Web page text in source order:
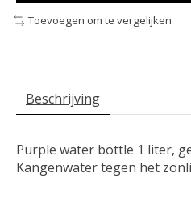
Toevoegen om te vergelijken
Beschrijving
Purple water bottle 1 liter,
Kangenwater tegen het